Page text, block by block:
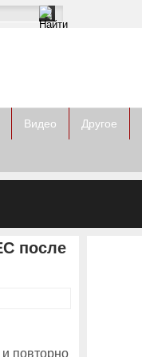
Видео Другое
после
повторно